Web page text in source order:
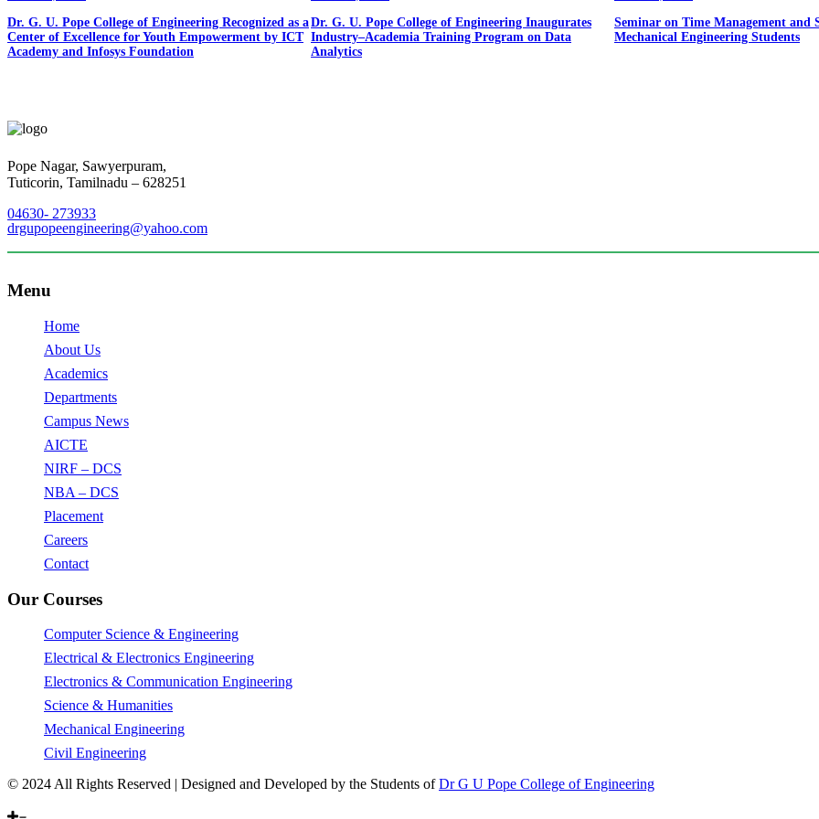
Dr. G. U. Pope College of Engineering Recognized as a
Center of Excellence for Youth Empowerment by ICT
Academy and Infosys Foundation
Dr. G. U. Pope College of Engineering Inaugurates
Industry–Academia Training Program on Data
Analytics
Seminar on Time Management and
Mechanical Engineering Students
Pope Nagar, Sawyerpuram,
Tuticorin, Tamilnadu – 628251
04630- 273933
drgupopeengineering@yahoo.com
Menu
Home
About Us
Academics
Departments
Campus News
AICTE
NIRF – DCS
NBA – DCS
Placement
Careers
Contact
Our Courses
Computer Science & Engineering
Electrical & Electronics Engineering
Electronics & Communication Engineering
Science & Humanities
Mechanical Engineering
Civil Engineering
© 2024 All Rights Reserved | Designed and Developed by the Students ofDr G U Pope College of Engineering